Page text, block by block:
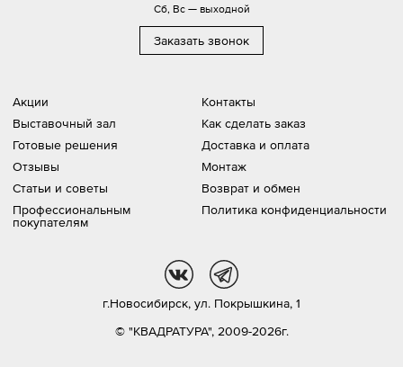
Акции
Выставочный зал
Готовые решения
Отзывы
Статьи и советы
Профессиональным
покупателям
Контакты
Как сделать заказ
Доставка и оплата
Монтаж
Возврат и обмен
Политика конфиденциальности
Сб, Вс — выходной
Заказать звонок
© "КВАДРАТУРА", 2009-2026г.
г.Новосибирск, ул. Покрышкина, 1
tg